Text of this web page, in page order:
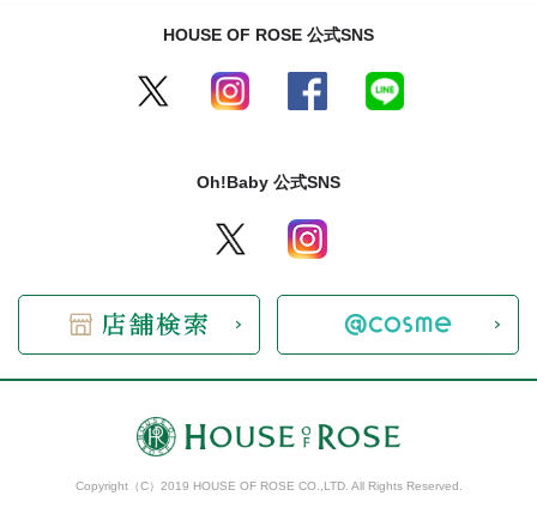
HOUSE OF ROSE 公式SNS
Oh!Baby 公式SNS
Copyright（C）2019 HOUSE OF ROSE CO.,LTD. All Rights Reserved.